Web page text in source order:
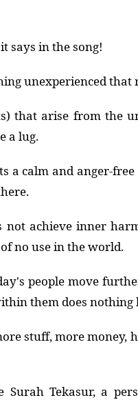
says in the song!
unexperienced that
that arise from the
a lug.
a calm and anger-
not achieve inner
no use in the world.
people move
them does
stuff, more money,
Surah Tekasur, a